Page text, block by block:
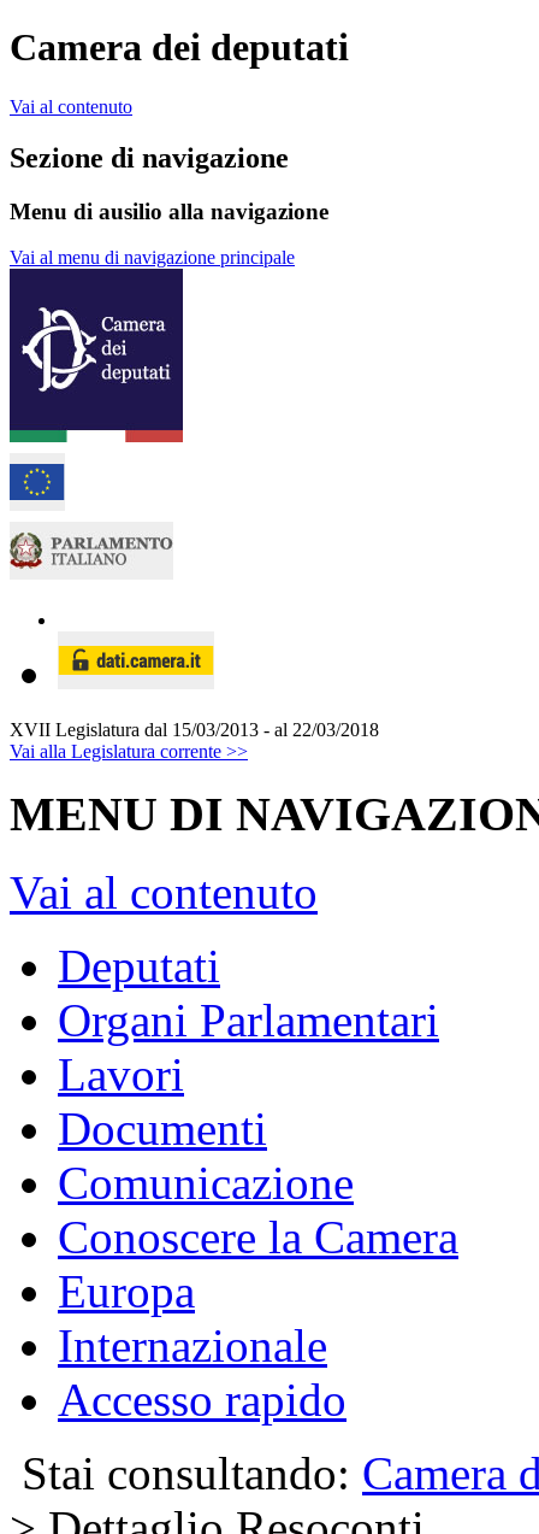
Camera dei deputati
Vai al contenuto
Sezione di navigazione
Menu di ausilio alla navigazione
Vai al menu di navigazione principale
XVII Legislatura dal 15/03/2013 - al 22/03/2018
Vai alla Legislatura corrente >>
MENU DI
Vai al contenuto
Deputati
Organi Parlamentari
Lavori
Documenti
Comunicazione
Conoscere la Camera
Europa
Internazionale
Accesso rapido
Stai consultando: Camera